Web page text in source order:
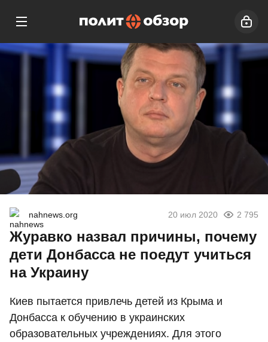
nahnews.org 20 июл 2020 2 795
Журавко назвал причины, почему
дети Донбасса не поедут учиться
на Украину
Киев пытается привлечь детей из Крыма и
Донбасса к обучению в украинских
образовательных учреждениях. Для этого